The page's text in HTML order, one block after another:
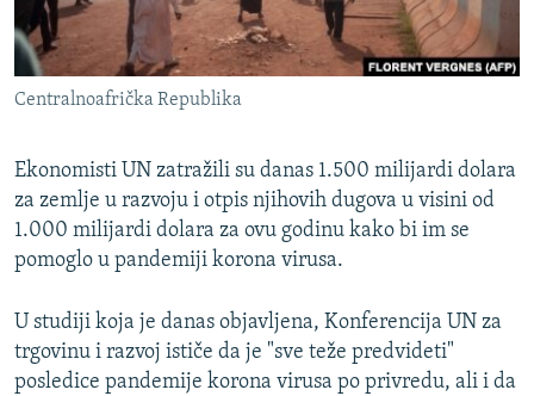
SPECIJALI RSE
VIŠE OD NASLOVA
GENOCID U SREBRENICI
POPLAVE I KLIZIŠTA U BIH 2024.
TV LIBERTY
POST SCRIPTUM
TRI DECENIJE OD RATA U BIH
SVE KARTE DEJTONA
PRATITE NAS
Sve RFE/RL stranice
Centralnoafrička Republika
Ekonomisti UN zatražili su danas 1.500 milijardi dolara
za zemlje u razvoju i otpis njihovih dugova u visini od
1.000 milijardi dolara za ovu godinu kako bi im se
pomoglo u pandemiji korona virusa.
U studiji koja je danas objavljena, Konferencija UN za
trgovinu i razvoj ističe da je "sve teže predvideti"
posledice pandemije korona virusa po privredu, ali i da